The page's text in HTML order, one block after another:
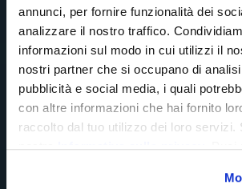
annunci, per fornire funzionalità dei
analizzare il nostro traffico.
informazioni sul modo in cui utilizzi il
nostri partner che si occupano di
pubblicità e social media, i quali
con altre informazioni che hai fornito
raccolto dal tuo utilizzo dei loro servizi.
nostraInformativa sulla privacy. Puoi